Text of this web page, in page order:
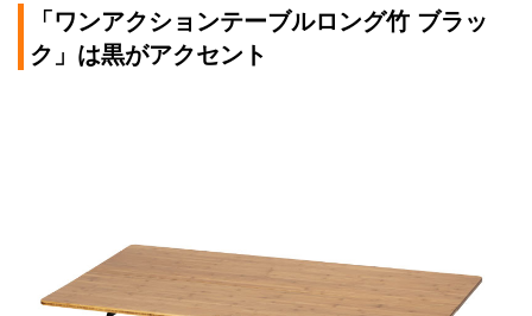
「ワンアクションテーブルロング竹 ブラッ
ク」は黒がアクセント